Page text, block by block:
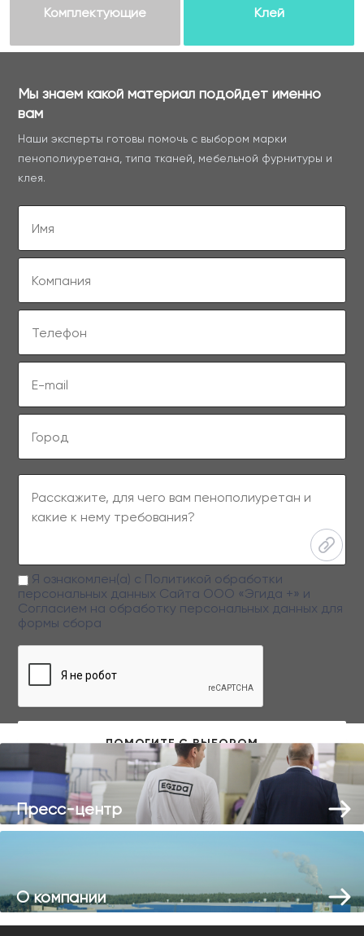
Комплектующие Клей
Мы знаем какой материал подойдет именно
вам
Наши эксперты готовы помочь с выбором марки
пенополиуретана, типа тканей, мебельной фурнитуры и
клея.
Заполняя данную форму вы даете свое согласие на обработку
персональных данных
Я ознакомлен(а) с Политикой обработки
персональных данных Сайта ООО «Эгида +» и
Согласием на обработку персональных данных для
формы сбора
Пресс-центр
О компании